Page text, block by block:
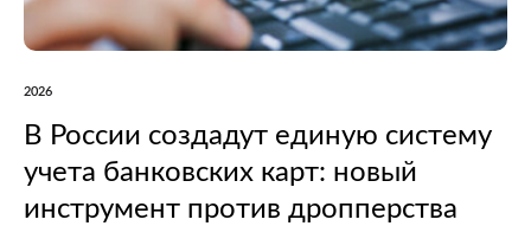
2026
В России создадут единую систему
учета банковских карт: новый
инструмент против дропперства